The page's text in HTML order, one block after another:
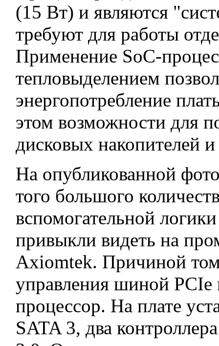
(15 Вт) и являются
требуют для работы
Применение SoC-
тепловыделением
энергопотребление
этом возможности для
дисковых накопителей
На опубликованной
того большого
вспомогательной
привыкли видеть на
Axiomtek. Причиной
управления шиной PCIe
процессор. На плате
SATA 3, два